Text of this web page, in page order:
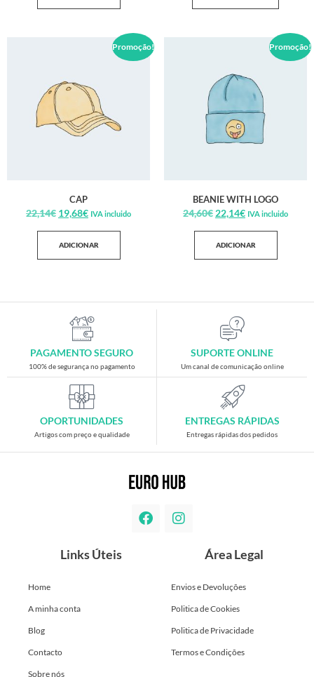
Promoção!
CAP
22,14€ 19,68€ IVA incluido
ADICIONAR
Promoção!
BEANIE WITH LOGO
24,60€22,14€ IVA incluido
ADICIONAR
PAGAMENTO SEGURO
100% de segurança no pagamento
SUPORTE ONLINE
Um canal de comunicação online
OPORTUNIDADES
Artigos com preço e qualidade
ENTREGAS RÁPIDAS
Entregas rápidas dos pedidos
Links Úteis
Home
A minha conta
Blog
Contacto
Sobre nós
Área Legal
Envios e Devoluções
Politica de Cookies
Politica de Privacidade
Termos e Condições